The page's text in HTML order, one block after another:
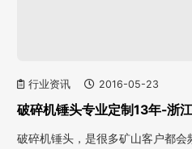
行业资讯 2016-05-23
破碎机锤头专业定制13年-浙
破碎机锤头，是很多矿山客户都